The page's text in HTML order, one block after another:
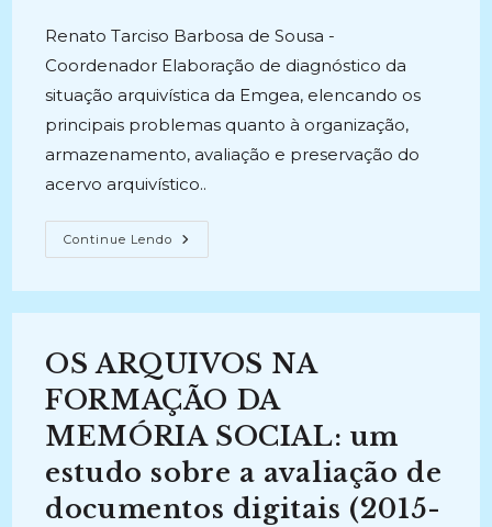
Renato Tarciso Barbosa de Sousa -
Coordenador Elaboração de diagnóstico da
situação arquivística da Emgea, elencando os
principais problemas quanto à organização,
armazenamento, avaliação e preservação do
acervo arquivístico..
Continue Lendo O
DIAGNÓSTICO
COMO
CONSTRUÇÃO
DOS
INSTRUMENTOS
DE
GESTÃO
DE
E
TRATAMENTO
DOS
ACERVOS
OS ARQUIVOS NA
FORMAÇÃO DA
MEMÓRIA SOCIAL: um
estudo sobre a avaliação de
documentos digitais (2015-